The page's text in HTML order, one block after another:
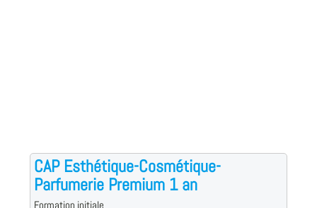
CAP Esthétique-Cosmétique-
Parfumerie Premium 1 an